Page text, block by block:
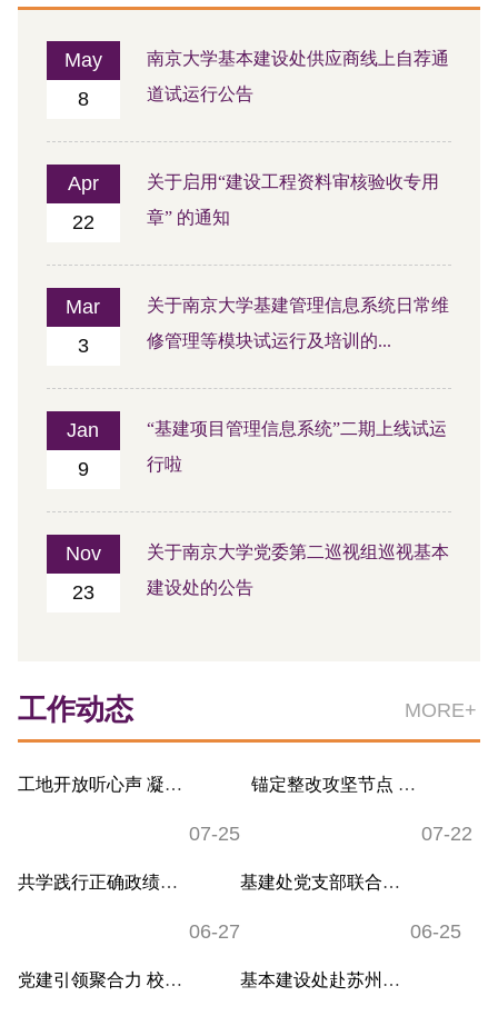
May
8
南京大学基本建设处供应商线上自荐通
道试运行公告
Apr
22
关于启用“建设工程资料审核验收专用
章” 的通知
Mar
3
关于南京大学基建管理信息系统日常维
修管理等模块试运行及培训的...
Jan
9
“基建项目管理信息系统”二期上线试运
行啦
Nov
23
关于南京大学党委第二巡视组巡视基本
建设处的公告
工作动态 MORE+
工地开放听心声 凝心聚力建校园 ——基建处...
07-25
锚定整改攻坚节点 抓实学用深度融合——基建...
07-22
共学践行正确政绩观 校地联建破解发展难题 ...
06-27
基建处党支部联合建筑与城市规划学院教师党...
06-25
党建引领聚合力 校地共建促发展 ——南京大... 基本建设处赴苏州校区开展专题交流学习